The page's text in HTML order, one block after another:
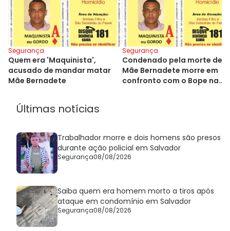
Segurança
Quem era 'Maquinista',
acusado de mandar matar
Mãe Bernadete
Segurança
Condenado pela morte de
Mãe Bernadete morre em
confronto com o Bope na
Últimas notícias
Trabalhador morre e dois homens são presos
durante ação policial em Salvador
Segurança08/08/2026
Saiba quem era homem morto a tiros após
ataque em condomínio em Salvador
Segurança08/08/2026